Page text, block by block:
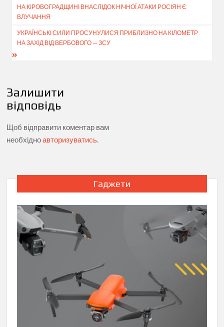
записів
НА КІРОВОГРАДЩИНІ ВНАСЛІДОК НІЧНОЇ АТАКИ РОСІЯН Є
ВЛУЧАННЯ
УКРАЇНСЬКІ СИЛИ ПРОСУНУЛИСЯ ПРИБЛИЗНО НА КІЛОМЕТР
НА ЗАХІД ВІД ВЕРБОВОГО — ЗСУ
Залишити
відповідь
Щоб відправити коментар вам
необхідноавторизуватись.
Гаджети